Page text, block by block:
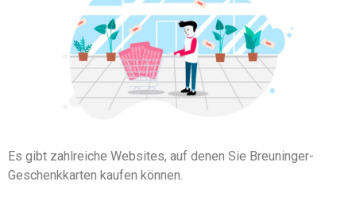
Es gibt zahlreiche Websites, auf denen Sie Breuninger-
Geschenkkarten kaufen können.